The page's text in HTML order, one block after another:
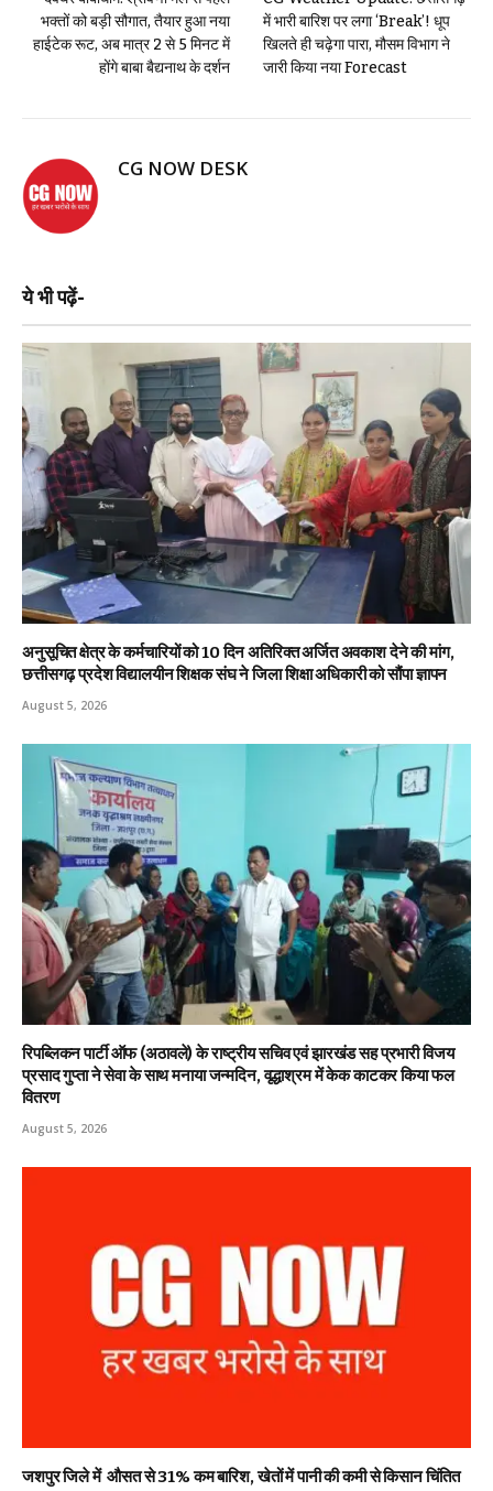
भक्तों को बड़ी सौगात, तैयार हुआ नया
हाईटेक रूट, अब मात्र 2 से 5 मिनट में
होंगे बाबा बैद्यनाथ के दर्शन
में भारी बारिश पर लगा ‘Break’! धूप
खिलते ही चढ़ेगा पारा, मौसम विभाग ने
जारी किया नया Forecast
CG NOW DESK
ये भी पढ़ें-
अनुसूचित क्षेत्र के कर्मचारियों को 10 दिन अतिरिक्त अर्जित अवकाश देने की मांग,
छत्तीसगढ़ प्रदेश विद्यालयीन शिक्षक संघ ने जिला शिक्षा अधिकारी को सौंपा ज्ञापन
August 5, 2026
रिपब्लिकन पार्टी ऑफ (अठावले) के राष्ट्रीय सचिव एवं झारखंड सह प्रभारी विजय
प्रसाद गुप्ता ने सेवा के साथ मनाया जन्मदिन, वृद्धाश्रम में केक काटकर किया फल
वितरण
August 5, 2026
जशपुर जिले में औसत से 31% कम बारिश, खेतों में पानी की कमी से किसान चिंतित